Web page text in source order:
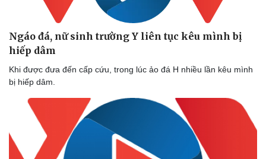
Ngáo đá, nữ sinh trường Y liên tục kêu mình bị
hiếp dâm
Khi được đưa đến cấp cứu, trong lúc ảo đá H nhiều lần kêu mình
bị hiếp dâm.